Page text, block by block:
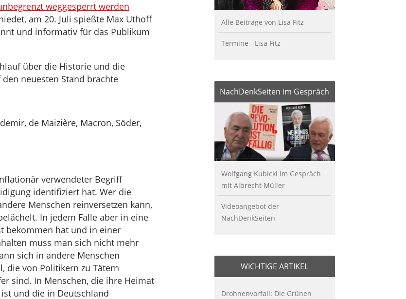
weggesperrt werden
am 20. Juli spießte Max Uthoff
und informativ für das Publikum
über die Historie und die
neuesten Stand brachte
de Maizière, Macron, Söder,
verwendeter Begriff
identifiziert hat. Wer die
Menschen reinversetzen kann,
In jedem Falle aber in eine
bekommen hat und in einer
muss man sich nicht mehr
sich in andere Menschen
die von Politikern zu Tätern
sind. In Menschen, die ihre Heimat
und die in Deutschland
Alle Beiträge von Lisa Fitz
Termine - Lisa Fitz
NachDenkSeiten im Gespräch
Wolfgang Kubicki im Gespräch
mit Albrecht Müller
Videoangebot der
NachDenkSeiten
WICHTIGE ARTIKEL
Drohnenvorfall: Die Grünen